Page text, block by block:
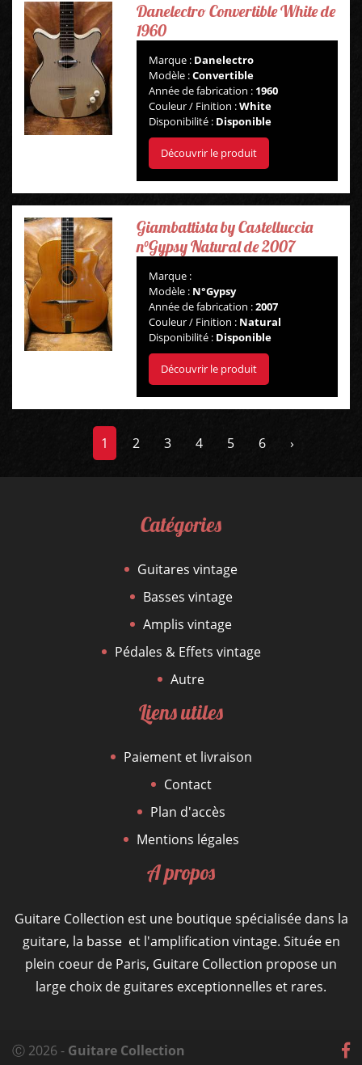
Danelectro Convertible White de
1960
Marque : Danelectro
Modèle :Convertible
Année de fabrication : 1960
Couleur / Finition :White
Disponibilité : Disponible
Découvrir le produit
Giambattista by Castelluccia
n°Gypsy Natural de 2007
Marque :
Modèle : N°Gypsy
Année de fabrication :2007
Couleur / Finition : Natural
Disponibilité : Disponible
Découvrir le produit
1 2 3 4 5 6 ›
Catégories
Guitares vintage
Basses vintage
Amplis vintage
Pédales & Effets vintage
Autre
Liens utiles
Paiement et livraison
Contact
Plan d'accès
Mentions légales
A propos
Guitare Collection est une boutique spécialisée dans la
guitare, la basse et l'amplification vintage. Située en
plein coeur de Paris, Guitare Collection propose un
large choix de guitares exceptionnelles et rares.
Ⓒ 2026 - Guitare Collection